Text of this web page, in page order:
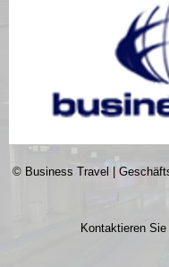
© Business Travel |
Kontaktieren Sie